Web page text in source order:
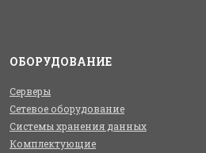
ОБОРУДОВАНИЕ
Серверы
Сетевое оборудование
Системы хранения данных
Комплектующие